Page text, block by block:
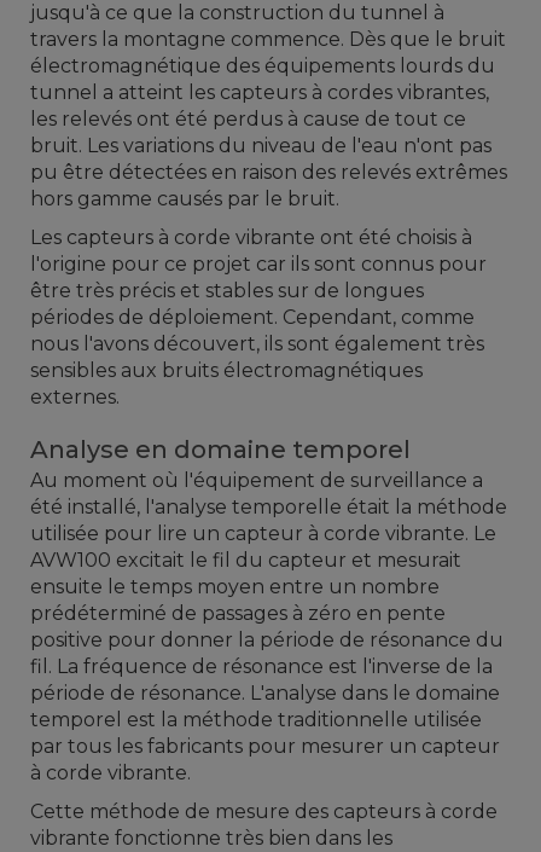
jusqu'à ce que la construction du tunnel à
travers la montagne commence. Dès que le bruit
électromagnétique des équipements lourds du
tunnel a atteint les capteurs à cordes vibrantes,
les relevés ont été perdus à cause de tout ce
bruit. Les variations du niveau de l'eau n'ont pas
pu être détectées en raison des relevés extrêmes
hors gamme causés par le bruit.
Les capteurs à corde vibrante ont été choisis à
l'origine pour ce projet car ils sont connus pour
être très précis et stables sur de longues
périodes de déploiement. Cependant, comme
nous l'avons découvert, ils sont également très
sensibles aux bruits électromagnétiques
externes.
Analyse en domaine temporel
Au moment où l'équipement de surveillance a
été installé, l'analyse temporelle était la méthode
utilisée pour lire un capteur à corde vibrante. Le
AVW100 excitait le fil du capteur et mesurait
ensuite le temps moyen entre un nombre
prédéterminé de passages à zéro en pente
positive pour donner la période de résonance du
fil. La fréquence de résonance est l'inverse de la
période de résonance. L'analyse dans le domaine
temporel est la méthode traditionnelle utilisée
par tous les fabricants pour mesurer un capteur
à corde vibrante.
Cette méthode de mesure des capteurs à corde
vibrante fonctionne très bien dans les